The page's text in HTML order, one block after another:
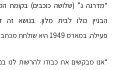
“מדרגה ג” (שלושה כוכבים) בקומת
הבניין כולו לבית מלון. בנושא
פעילה. במארס 1949 היא שולחת מכתב לעירייה:
“אנו מבקשים את כבודו להרשות לנו